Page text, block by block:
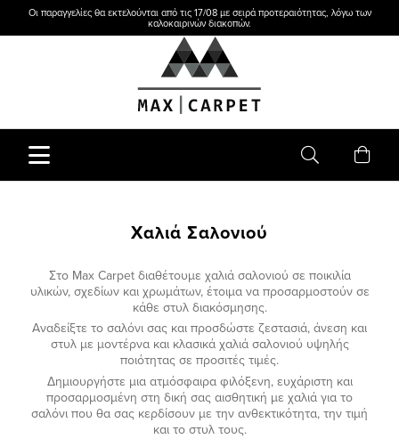
Οι παραγγελίες θα εκτελούνται από τις 17/08 με σειρά προτεραιότητας, λόγω των
καλοκαιρινών διακοπών.
Χαλιά Σαλονιού
Στο Max Carpet διαθέτουμε χαλιά σαλονιού σε ποικιλία
υλικών, σχεδίων και χρωμάτων, έτοιμα να προσαρμοστούν σε
κάθε στυλ διακόσμησης.
Αναδείξτε το σαλόνι σας και προσδώστε ζεστασιά, άνεση και
στυλ με μοντέρνα και κλασικά χαλιά σαλονιού υψηλής
ποιότητας σε προσιτές τιμές.
Δημιουργήστε μια ατμόσφαιρα φιλόξενη, ευχάριστη και
προσαρμοσμένη στη δική σας αισθητική με χαλιά για το
σαλόνι που θα σας κερδίσουν με την ανθεκτικότητα, την τιμή
και το στυλ τους.